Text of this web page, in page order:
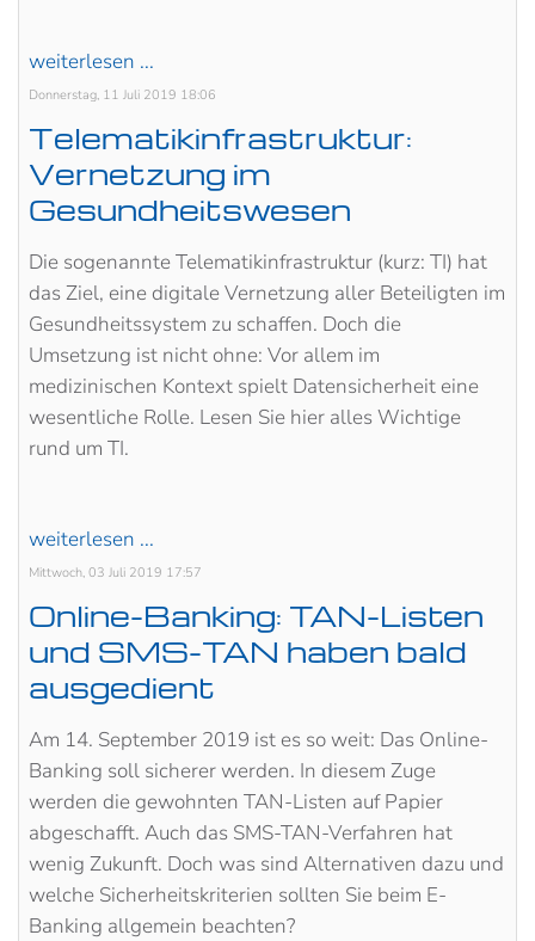
weiterlesen ...
Donnerstag, 11 Juli 2019 18:06
Telematikinfrastruktur:
Vernetzung im
Gesundheitswesen
Die sogenannte Telematikinfrastruktur (kurz: TI) hat
das Ziel, eine digitale Vernetzung aller Beteiligten im
Gesundheitssystem zu schaffen. Doch die
Umsetzung ist nicht ohne: Vor allem im
medizinischen Kontext spielt Datensicherheit eine
wesentliche Rolle. Lesen Sie hier alles Wichtige
rund um TI.
weiterlesen ...
Mittwoch, 03 Juli 2019 17:57
Online-Banking: TAN-Listen
und SMS-TAN haben bald
ausgedient
Am 14. September 2019 ist es so weit: Das Online-
Banking soll sicherer werden. In diesem Zuge
werden die gewohnten TAN-Listen auf Papier
abgeschafft. Auch das SMS-TAN-Verfahren hat
wenig Zukunft. Doch was sind Alternativen dazu und
welche Sicherheitskriterien sollten Sie beim E-
Banking allgemein beachten?